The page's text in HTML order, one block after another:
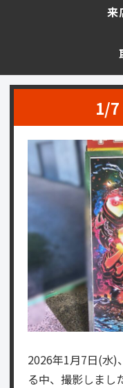
来
1/7
2026年1月7日(水)
る中、撮影しまし